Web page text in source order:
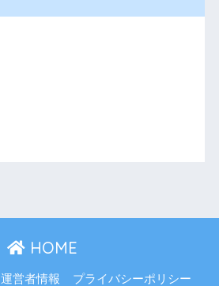
HOME
運営者情報 プライバシーポリシー